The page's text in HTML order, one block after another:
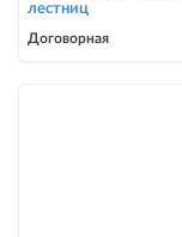
лестниц
Договорная